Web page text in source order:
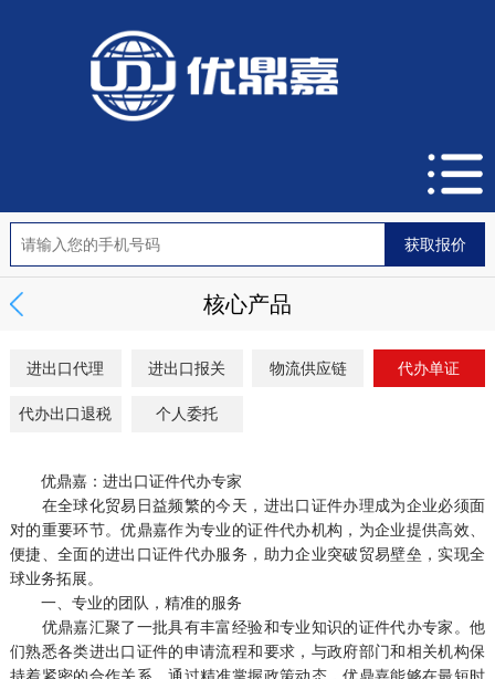
核心产品
进出口代理 进出口报关 物流供应链 代办单证
代办出口退税 个人委托
优鼎嘉：进出口证件代办专家
在全球化贸易日益频繁的今天，进出口证件办理成为企业必须面
对的重要环节。优鼎嘉作为专业的证件代办机构，为企业提供高效、
便捷、全面的进出口证件代办服务，助力企业突破贸易壁垒，实现全
球业务拓展。
一、专业的团队，精准的服务
优鼎嘉汇聚了一批具有丰富经验和专业知识的证件代办专家。他
们熟悉各类进出口证件的申请流程和要求，与政府部门和相关机构保
持着紧密的合作关系。通过精准掌握政策动态，优鼎嘉能够在最短时